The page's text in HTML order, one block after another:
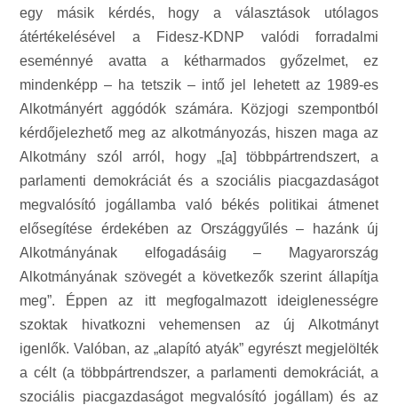
egy másik kérdés, hogy a választások utólagos
átértékelésével a Fidesz-KDNP valódi forradalmi
eseménnyé avatta a kétharmados győzelmet, ez
mindenképp – ha tetszik – intő jel lehetett az 1989-es
Alkotmányért aggódók számára. Közjogi szempontból
kérdőjelezhető meg az alkotmányozás, hiszen maga az
Alkotmány szól arról, hogy „[a] többpártrendszert, a
parlamenti demokráciát és a szociális piacgazdaságot
megvalósító jogállamba való békés politikai átmenet
elősegítése érdekében az Országgyűlés – hazánk új
Alkotmányának elfogadásáig – Magyarország
Alkotmányának szövegét a következők szerint állapítja
meg”. Éppen az itt megfogalmazott ideiglenességre
szoktak hivatkozni vehemensen az új Alkotmányt
igenlők. Valóban, az „alapító atyák” egyrészt megjelölték
a célt (a többpártrendszer, a parlamenti demokráciát, a
szociális piacgazdaságot megvalósító jogállam) és az